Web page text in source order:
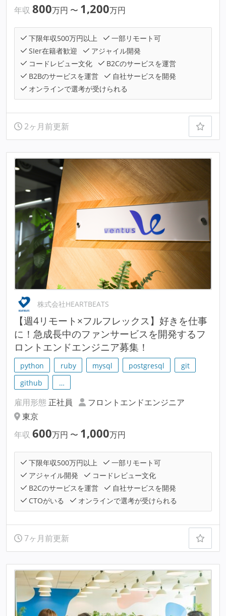
年収 800万円 〜 1,200万円
下限年収500万円以上
一部リモート可
SIer在籍者歓迎
アジャイル開発
コードレビュー文化
B2Cのサービスを運営
B2Bのサービスを運営
自社サービスを開発
オンラインで選考が受けられる
2ヶ月前更新
株式会社HEARTBEATS
【週4リモート×フルフレックス】好きを仕事
に！急成長中のファンサービスを開発するフ
ロントエンドエンジニア募集！
python ruby mysql postgresql
git
github
…
雇用形態 正社員
フロントエンドエンジニア
東京
年収 600万円 〜 1,000万円
下限年収500万円以上
一部リモート可
アジャイル開発
コードレビュー文化
B2Cのサービスを運営
自社サービスを開発
CTOがいる
オンラインで選考が受けられる
7ヶ月前更新